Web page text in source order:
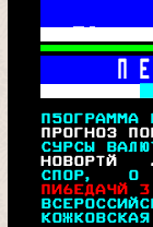
П
П5ОГРАММА
ПРОГНОЗ
СУРСЫ
НОВОРТЙ
СПОР,